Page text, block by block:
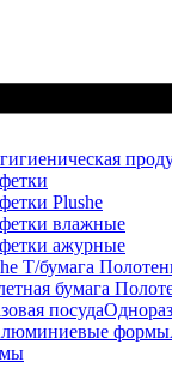
Plushe
влажные
ажурные
Т/бумага
бумага